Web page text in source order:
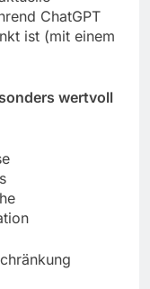
ChatGPT
ist (mit einem
wertvoll